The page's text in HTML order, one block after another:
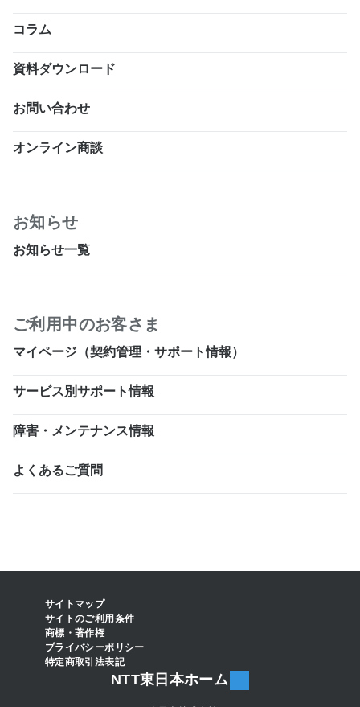
コラム
資料ダウンロード
お問い合わせ
オンライン商談
お知らせ
お知らせ一覧
ご利用中のお客さま
マイページ（契約管理・サポート情報）
サービス別サポート情報
障害・メンテナンス情報
よくあるご質問
サイトマップ
サイトのご利用条件
商標・著作権
プライバシーポリシー
特定商取引法表記
NTT東日本ホーム